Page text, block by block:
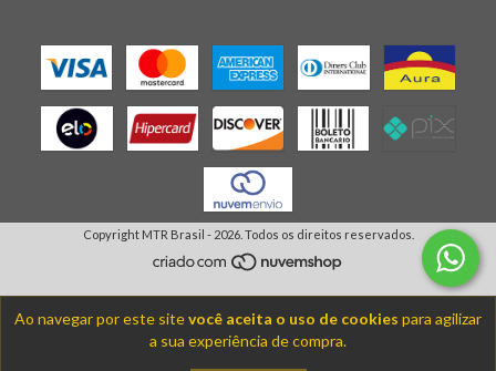
Ao navegar por este sitevocê aceita o uso de cookies para agilizar
a sua experiência de compra.
Copyright MTR Brasil - 2026. Todos os direitos reservados.